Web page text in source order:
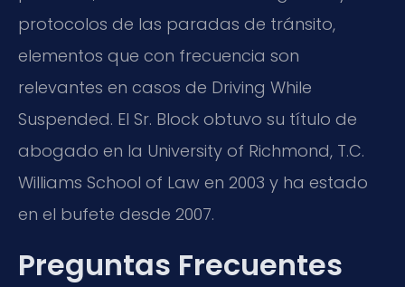
protocolos de las paradas de tránsito,
elementos que con frecuencia son
relevantes en casos de Driving While
Suspended. El Sr. Block obtuvo su título de
abogado en la University of Richmond, T.C.
Williams School of Law en 2003 y ha estado
en el bufete desde 2007.
Preguntas Frecuentes